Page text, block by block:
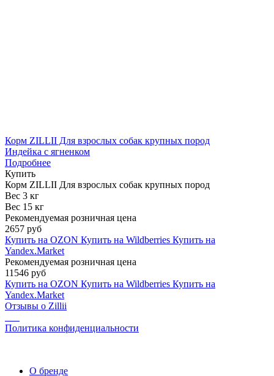
Корм ZILLII Для взрослых собак крупных пород
Индейка с ягненком
Подробнее
Купить
Корм ZILLII Для взрослых собак крупных пород
Вес 3 кг
Вес 15 кг
Рекомендуемая розничная цена
2657 руб
Купить на OZON Купить на Wildberries Купить на
Yandex.Market
Рекомендуемая розничная цена
11546 руб
Купить на OZON Купить на Wildberries Купить на
Yandex.Market
Отзывы о Zillii
Политика конфиденциальности
О бренде